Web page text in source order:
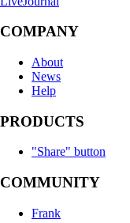
About
News